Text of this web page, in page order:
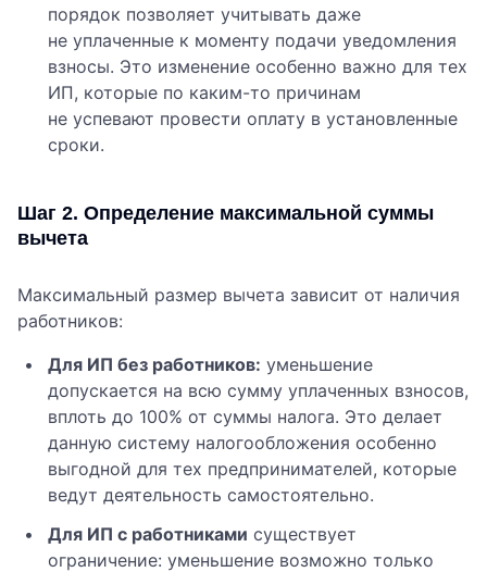
порядок позволяет учитывать даже
не уплаченные к моменту подачи уведомления
взносы. Это изменение особенно важно для тех
ИП, которые по каким-то причинам
не успевают провести оплату в установленные
сроки.
Шаг 2. Определение максимальной суммы
вычета
Максимальный размер вычета зависит от наличия
работников:
Для ИП без работников: уменьшение
допускается на всю сумму уплаченных взносов,
вплоть до 100% от суммы налога. Это делает
данную систему налогообложения особенно
выгодной для тех предпринимателей, которые
ведут деятельность самостоятельно.
Для ИП с работниками существует
ограничение: уменьшение возможно только